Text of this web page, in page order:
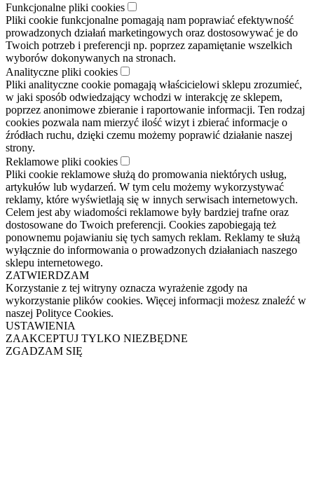
Funkcjonalne pliki cookies
Pliki cookie funkcjonalne pomagają nam poprawiać efektywność
prowadzonych działań marketingowych oraz dostosowywać je do
Twoich potrzeb i preferencji np. poprzez zapamiętanie wszelkich
wyborów dokonywanych na stronach.
Analityczne pliki cookies
Pliki analityczne cookie pomagają właścicielowi sklepu zrozumieć,
w jaki sposób odwiedzający wchodzi w interakcję ze sklepem,
poprzez anonimowe zbieranie i raportowanie informacji. Ten rodzaj
cookies pozwala nam mierzyć ilość wizyt i zbierać informacje o
źródłach ruchu, dzięki czemu możemy poprawić działanie naszej
strony.
Reklamowe pliki cookies
Pliki cookie reklamowe służą do promowania niektórych usług,
artykułów lub wydarzeń. W tym celu możemy wykorzystywać
reklamy, które wyświetlają się w innych serwisach internetowych.
Celem jest aby wiadomości reklamowe były bardziej trafne oraz
dostosowane do Twoich preferencji. Cookies zapobiegają też
ponownemu pojawianiu się tych samych reklam. Reklamy te służą
wyłącznie do informowania o prowadzonych działaniach naszego
sklepu internetowego.
ZATWIERDZAM
Korzystanie z tej witryny oznacza wyrażenie zgody na
wykorzystanie plików cookies. Więcej informacji możesz znaleźć w
naszej Polityce Cookies.
USTAWIENIA
ZAAKCEPTUJ TYLKO NIEZBĘDNE
ZGADZAM SIĘ